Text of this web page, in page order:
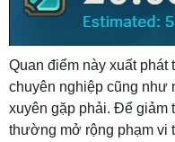
Quan điểm này xuất phát
chuyên nghiệp cũng
xuyên gặp phải. Để giảm
thường mở rộng phạm vi